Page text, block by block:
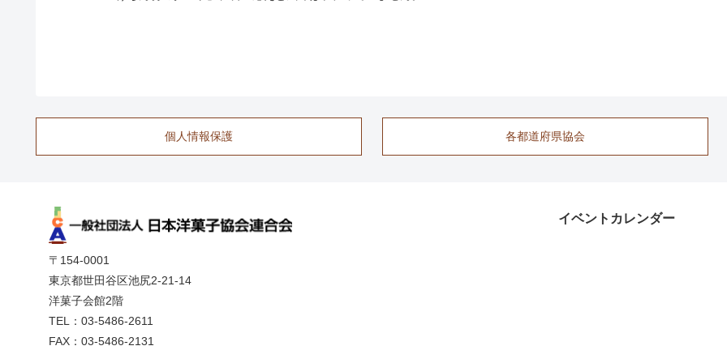
個人情報保護 各都道府県協会
〒154-0001
東京都世田谷区池尻2-21-14
洋菓子会館2階
TEL：03-5486-2611
FAX：03-5486-2131
イベントカレンダー